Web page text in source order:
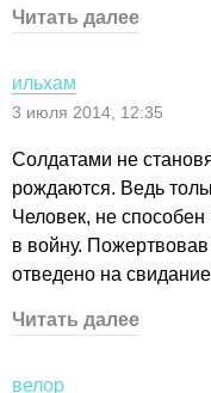
Читать далее
ильхам
3 июля 2014, 12:35
Солдатами не
рождаются. Ведь
Человек, не
в войну.
отведено на свидание
Читать далее
велор